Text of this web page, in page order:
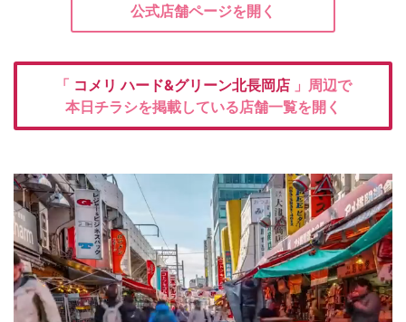
公式店舗ページを開く
「 コメリハード&グリーン北長岡店 」周辺で
本日チラシを掲載している店舗一覧を開く